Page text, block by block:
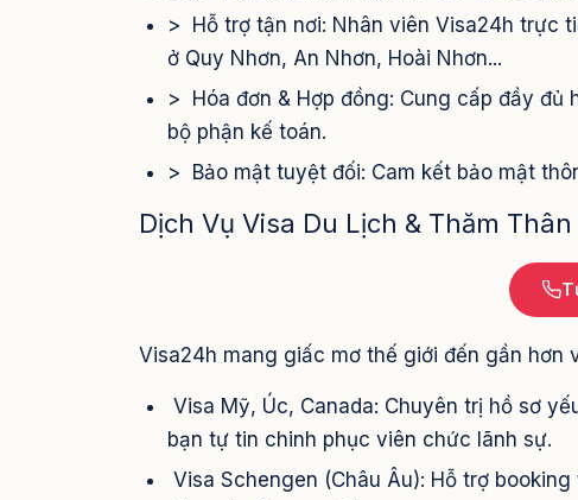
> Hỗ trợ tận nơi: Nhân viên Visa24h trực
ở Quy Nhơn, An Nhơn, Hoài Nhơn...
> Hóa đơn & Hợp đồng: Cung cấp đầy đủ
bộ phận kế toán.
> Bảo mật tuyệt đối: Cam kết bảo mật
Dịch Vụ Visa Du Lịch & Thăm
Visa24h mang giấc mơ thế giới đến gần hơn
Visa Mỹ, Úc, Canada: Chuyên trị hồ sơ
bạn tự tin chinh phục viên chức lãnh sự.
Visa Schengen (Châu Âu): Hỗ trợ